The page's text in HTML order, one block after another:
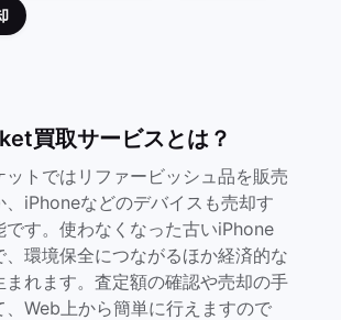
買取サービスとは？
ットではリファービッシュ品を販売
、iPhoneなどのデバイスも売却す
です。使わなくなった古いiPhone
、環境保全につながるほか経済的な
まれます。査定額の確認や売却の手
、Web上から簡単に行えますので